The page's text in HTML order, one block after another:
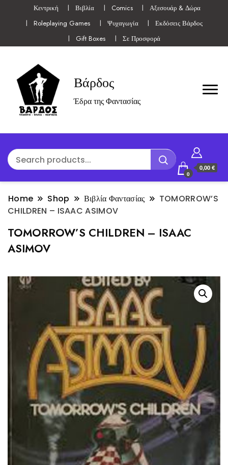
Κεντρική Βιβλία Comics
Αξεσουάρ & Δώρα
Roleplaying Games
Ψυχαγωγία
Εκδόσεις Βάρδος
Gift Boxes
Σε Προσφορά
Βάρδος
Έδρα της Φαντασίας
0
0,00 €
Home Shop Βιβλία Φαντασίας
TOMORROW’S
CHILDREN – ISAAC ASIMOV
TOMORROW’S CHILDREN – ISAAC
ASIMOV